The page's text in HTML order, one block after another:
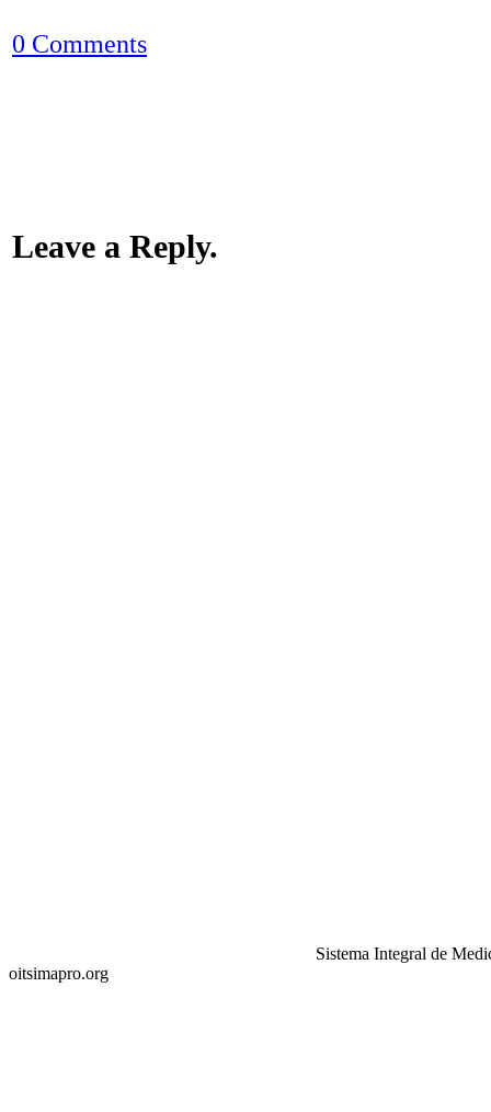
0 Comments
Leave a Reply.
Sistema Integral de
oitsimapro.org